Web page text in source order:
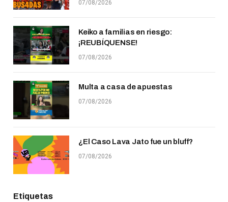
07/08/2026
Keiko a familias en riesgo:
¡REUBÍQUENSE!
07/08/2026
Multa a casa de apuestas
07/08/2026
¿El Caso Lava Jato fue un bluff?
07/08/2026
Etiquetas